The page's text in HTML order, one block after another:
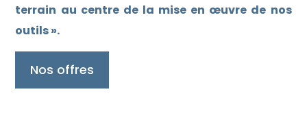
terrain au centre de la mise en œuvre de nos
outils ».
Nos offres